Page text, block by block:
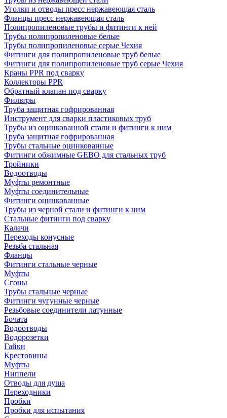
Уголки и отводы пресс нержавеющая сталь
Фланцы пресс нержавеющая сталь
Полипропиленовые трубы и фитинги к ней
Трубы полипропиленовые белые
Трубы полипропиленовые серые Чехия
Фитинги для полипропиленовые труб белые
Фитинги для полипропиленовые труб серые Чехия
Краны PPR под сварку
Коллекторы PPR
Обратный клапан под сварку
Фильтры
Труба защитная гофрированная
Инструмент для сварки пластиковых труб
Трубы из оцинкованной стали и фитинги к ним
Труба защитная гофрированная
Трубы стальные оцинкованные
Фитинги обжимные GEBO для стальных труб
Тройники
Водоотводы
Муфты ремонтные
Муфты соединительные
Фитинги оцинкованные
Трубы из черной стали и фитинги к ним
Стальные фитинги под сварку
Калачи
Переходы конусные
Резьба стальная
Фланцы
Фитинги стальные черные
Муфты
Сгоны
Трубы стальные черные
Фитинги чугунные черные
Резьбовые соединители латунные
Бочата
Водоотводы
Водорозетки
Гайки
Крестовины
Муфты
Ниппели
Отводы для душа
Переходники
Пробки
Пробки для испытания